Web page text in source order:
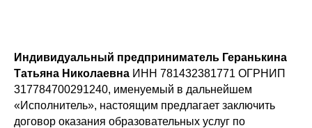
Индивидуальный предприниматель Геранькина
Татьяна Николаевна ИНН 781432381771 ОГРНИП
317784700291240, именуемый в дальнейшем
«Исполнитель», настоящим предлагает заключить
договор оказания образовательных услуг по